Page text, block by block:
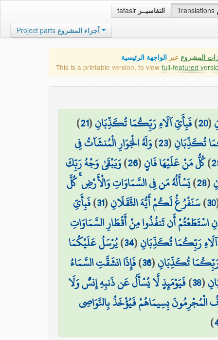
tafasir التفاسيــر Translations
Project parts أجزاء المشروع
المشروع عبر الواجهة الرئيسية
This is a printable version, to view full-featured
(
20
)فَبِأَيِّ آلَاءِ رَبِّكُمَا تُكَذِّبَانِ(
21
)
تُكَذِّبَانِ(
23
)وَلَهُ الْجَوَارِ الْمُنشَآتُ فِي
)كُلُّ مَنْ عَلَيْهَا فَانٍ(
26
)وَيَبْقَىٰ وَجْهُ رَبِّكَ
(
28
)يَسْأَلُهُ مَن فِي السَّمَاوَاتِ وَالْأَرْضِ ۚ كُلَّ
30
)سَنَفْرُغُ لَكُمْ أَيُّهَ الثَّقَلَانِ(
31
)فَبِأَيِّ
اسْتَطَعْتُمْ أَن تَنفُذُوا مِنْ أَقْطَارِ السَّمَاوَاتِ
رَبِّكُمَا تُكَذِّبَانِ(
34
)يُرْسَلُ عَلَيْكُمَا
رَبِّكُمَا تُكَذِّبَانِ(
36
)فَإِذَا انشَقَّتِ السَّمَاءُ
(
38
)فَيَوْمَئِذٍ لَّا يُسْأَلُ عَن ذَنبِهِ إِنسٌ وَلَا
الْمُجْرِمُونَ بِسِيمَاهُمْ فَيُؤْخَذُ بِالنَّوَاصِي
)